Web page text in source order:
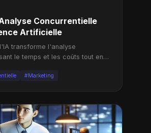
Concurrentielle
Artificielle
transforme l'analyse
le temps et les coûts tout en
#Marketing